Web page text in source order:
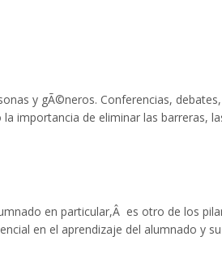
y gÃ©neros. Conferencias,
importancia de eliminar las barreras,
en particular,Â es otro de los
en el aprendizaje del alumnado y